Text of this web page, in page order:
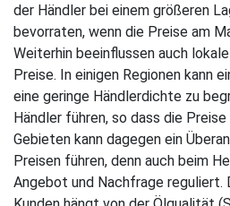
der Händler bei einem größeren
bevorraten, wenn die Preise am
Weiterhin beeinflussen auch
Preise. In einigen Regionen kann
eine geringe Händlerdichte zu
Händler führen, so dass die
Gebieten kann dagegen ein
Preisen führen, denn auch beim
Angebot und Nachfrage reguliert.